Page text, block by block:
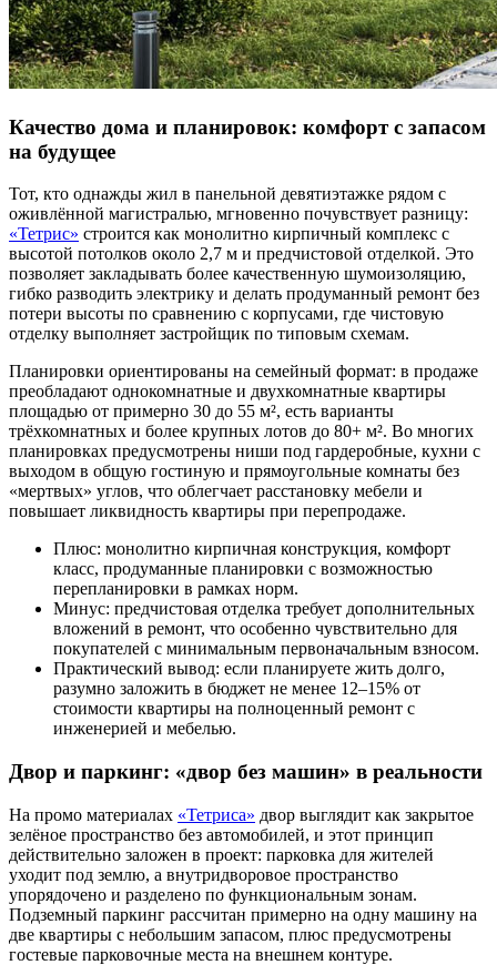
Качество дома и планировок: комфорт с запасом
на будущее
Тот, кто однажды жил в панельной девятиэтажке рядом с
оживлённой магистралью, мгновенно почувствует разницу:
«Тетрис» строится как монолитно кирпичный комплекс с
высотой потолков около 2,7 м и предчистовой отделкой. Это
позволяет закладывать более качественную шумоизоляцию,
гибко разводить электрику и делать продуманный ремонт без
потери высоты по сравнению с корпусами, где чистовую
отделку выполняет застройщик по типовым схемам.
Планировки ориентированы на семейный формат: в продаже
преобладают однокомнатные и двухкомнатные квартиры
площадью от примерно 30 до 55 м², есть варианты
трёхкомнатных и более крупных лотов до 80+ м². Во многих
планировках предусмотрены ниши под гардеробные, кухни с
выходом в общую гостиную и прямоугольные комнаты без
«мертвых» углов, что облегчает расстановку мебели и
повышает ликвидность квартиры при перепродаже.
Плюс: монолитно кирпичная конструкция, комфорт
класс, продуманные планировки с возможностью
перепланировки в рамках норм.
Минус: предчистовая отделка требует дополнительных
вложений в ремонт, что особенно чувствительно для
покупателей с минимальным первоначальным взносом.
Практический вывод: если планируете жить долго,
разумно заложить в бюджет не менее 12–15% от
стоимости квартиры на полноценный ремонт с
инженерией и мебелью.
Двор и паркинг: «двор без машин» в реальности
На промо материалах «Тетриса» двор выглядит как закрытое
зелёное пространство без автомобилей, и этот принцип
действительно заложен в проект: парковка для жителей
уходит под землю, а внутридворовое пространство
упорядочено и разделено по функциональным зонам.
Подземный паркинг рассчитан примерно на одну машину на
две квартиры с небольшим запасом, плюс предусмотрены
гостевые парковочные места на внешнем контуре.